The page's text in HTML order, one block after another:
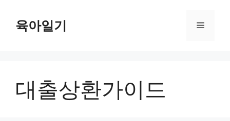
육아일기 메
대출상환가이드